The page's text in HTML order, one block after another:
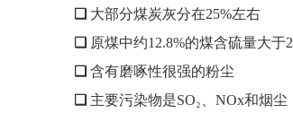
❏ 大部分煤炭灰分在25%左右
❏ 原煤中约12.8%的煤含硫量大于
❏ 含有磨啄性很强的粉尘
❏ 主要污染物是SO₂、NOx和烟尘